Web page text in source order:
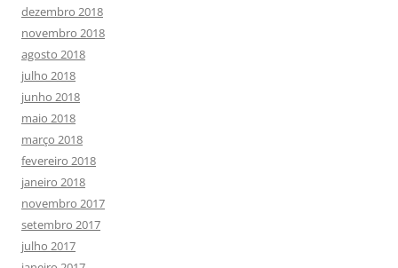
dezembro 2018
novembro 2018
agosto 2018
julho 2018
junho 2018
maio 2018
março 2018
fevereiro 2018
janeiro 2018
novembro 2017
setembro 2017
julho 2017